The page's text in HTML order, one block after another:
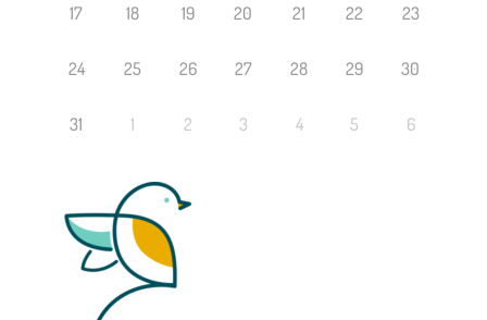
17 18 19 20 21 22 23
24 25 26 27 28 29 30
31 1 2 3 4 5 6